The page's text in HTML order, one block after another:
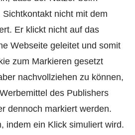
nicht mit dem
Er klickt nicht auf das
Webseite geleitet und somit
zum Markieren gesetzt
nachvollziehen zu können,
des Publishers
dennoch markiert werden.
indem ein Klick simuliert wird.